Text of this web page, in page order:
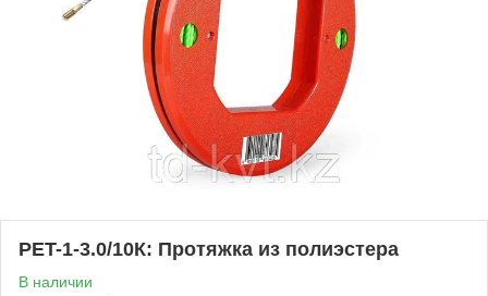
PET-1-3.0/10К: Протяжка из полиэстера
В наличии